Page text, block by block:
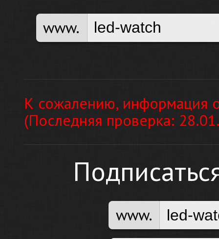
www.
К сожалению, информация
(Последняя проверка:
www.